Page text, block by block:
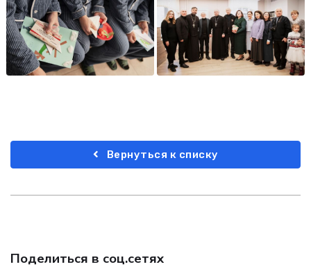
Поделиться в соц.сетях
Вернуться к списку